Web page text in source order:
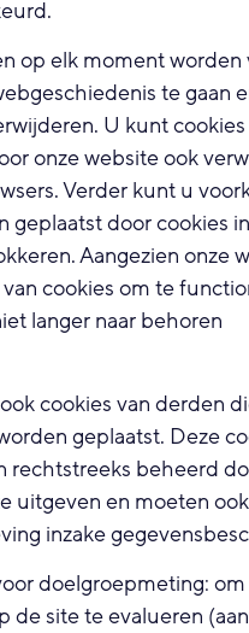
op elk moment worden
te gaan
U kunt
onze website ook
Verder kunt u
geplaatst door cookies
Aangezien onze
cookies om te
langer naar behoren
cookies van derden
geplaatst. Deze
rechtstreeks beheerd
uitgeven en moeten
inzake
doelgroepmeting:
de site te evalueren